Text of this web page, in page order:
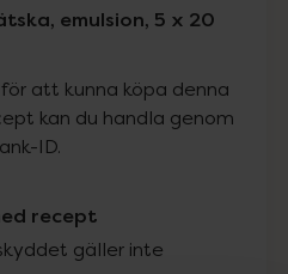
emulsion, 5 x 20
att kunna köpa denna
kan du handla genom
ID.
recept
gäller inte